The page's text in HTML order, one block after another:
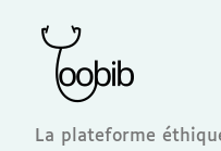
La plateforme